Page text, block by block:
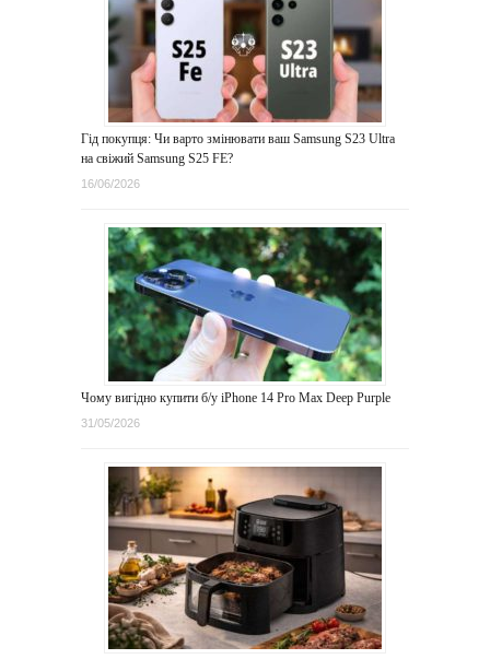
Гід покупця: Чи варто змінювати ваш Samsung S23 Ultra
на свіжий Samsung S25 FE?
16/06/2026
Чому вигідно купити б/у iPhone 14 Pro Max Deep Purple
31/05/2026